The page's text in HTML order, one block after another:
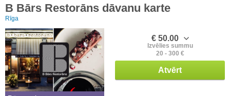
B Bārs Restorāns dāvanu karte
Rīga
€ 50.00
Izvēlies summu
20 - 300 €
Atvērt